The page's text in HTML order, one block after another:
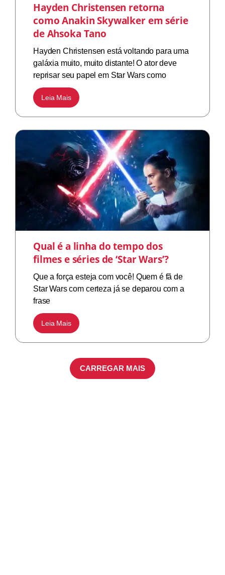
Hayden Christensen retorna
como Anakin Skywalker em série
de Ahsoka Tano
Hayden Christensen está voltando para uma
galáxia muito, muito distante! O ator deve
reprisar seu papel em Star Wars como
Leia Mais
Qual é a linha do tempo dos
filmes e séries de ‘Star Wars’?
Que a força esteja com você! Quem é fã de
Star Wars com certeza já se deparou com a
frase
Leia Mais
CARREGAR MAIS